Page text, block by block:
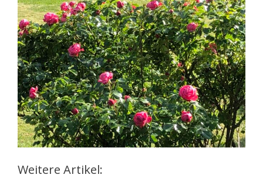
Weitere Artikel: